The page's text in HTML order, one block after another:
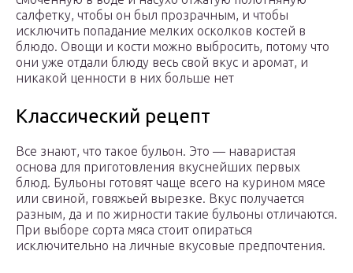
салфетку, чтобы он был прозрачным, и чтобы
исключить попадание мелких осколков костей в
блюдо. Овощи и кости можно выбросить, потому что
они уже отдали блюду весь свой вкус и аромат, и
никакой ценности в них больше нет
Классический рецепт
Все знают, что такое бульон. Это — наваристая
основа для приготовления вкуснейших первых
блюд. Бульоны готовят чаще всего на курином мясе
или свиной, говяжьей вырезке. Вкус получается
разным, да и по жирности такие бульоны отличаются.
При выборе сорта мяса стоит опираться
исключительно на личные вкусовые предпочтения.